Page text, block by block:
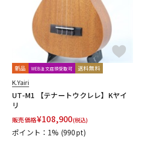
新品 WEB注文店頭受取可 送料無料
K.Yairi
UT-M1 【テナートウクレレ】Kヤイ
リ
販売価格¥108,900(税込)
ポイント：1% (990pt)